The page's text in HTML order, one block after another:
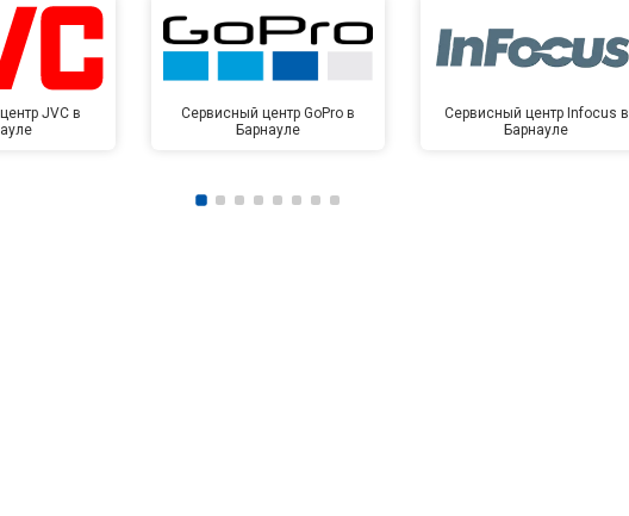
JVC в
Сервисный центр GoPro в
Барнауле
Сервисный центр Infocus в
Барнауле